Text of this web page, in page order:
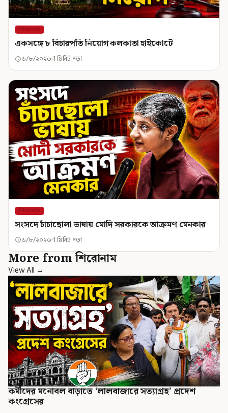
শিরোনাম
একসঙ্গে ৮ বিচারপতি নিয়োগ কলকাতা হাইকোর্টে
৬/৮/২০২৬ 1 মিনিট পড়া
শিরোনাম
সংসদে চাঁচাছোলা ভাষায় মোদি সরকারকে আক্রমণ মেনকার
৬/৮/২০২৬ 1 মিনিট পড়া
More from শিরোনাম
View All →
কর্মীদের মনোবল বাড়াতে ‘লালবাজারে সত্যাগ্রহ’ প্রদেশ
কংগ্রেসের